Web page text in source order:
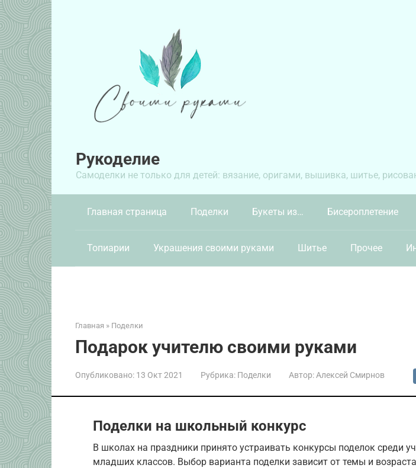
Перейти
к
контенту
Рукоделие
Самоделки не только для детей: вязание, оригами, вышивка, шитье,
Главная страница Поделки Букеты из… Бисероплетение
Топиарии Украшения своими руками Шитье Прочее
Главная » Поделки
Подарок учителю своими руками
Опубликовано: 13 Окт 2021 Рубрика: Поделки Автор: Алексей Смирнов
Поделки на школьный конкурс
В школах на праздники принято устраивать конкурсы поделок среди
младших классов. Выбор варианта поделки зависит от темы и